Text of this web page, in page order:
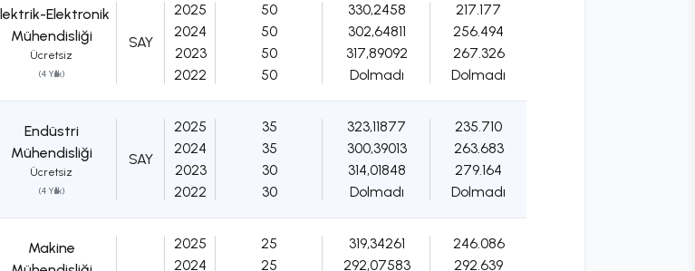
Elektronik
Mühendisliği
Ücretsiz
(4 Yıllık)
SAY
2025
2024
2023
2022
50
50
50
50
330,2458
302,64811
317,89092
Dolmadı
217.177
256.494
267.326
Dolmadı
Endüstri
Mühendisliği
Ücretsiz
(4 Yıllık)
SAY
2025
2024
2023
2022
35
35
30
30
323,11877
300,39013
314,01848
Dolmadı
235.710
263.683
279.164
Dolmadı
Makine
2025
2024
25
25
319,34261
292,07583
246.086
292.639